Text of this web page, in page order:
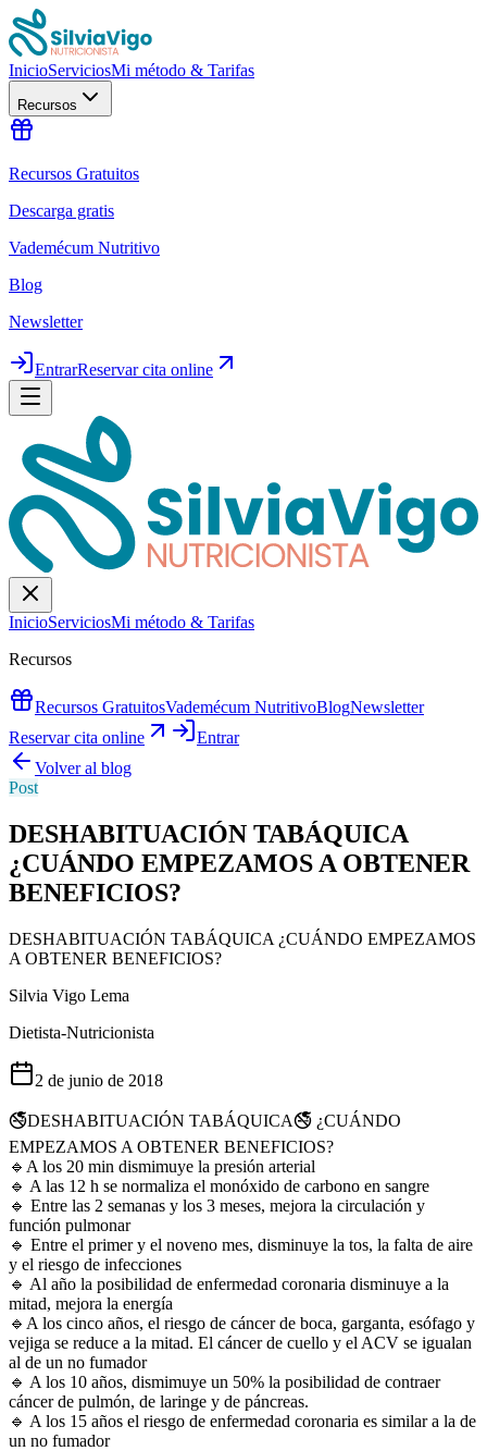
InicioServiciosMi método & Tarifas
Recursos
Recursos Gratuitos
Descarga gratis
Vademécum Nutritivo
Blog
Newsletter
EntrarReservar cita online
InicioServiciosMi método & Tarifas
Recursos
Recursos GratuitosVademécum NutritivoBlogNewsletter
Reservar cita online
Entrar
Volver al blog
Post
DESHABITUACIÓN TABÁQUICA
¿CUÁNDO EMPEZAMOS A OBTENER
BENEFICIOS?
DESHABITUACIÓN TABÁQUICA ¿CUÁNDO EMPEZAMOS
A OBTENER BENEFICIOS?
Silvia Vigo Lema
Dietista-Nutricionista
2 de junio de 2018
🚭DESHABITUACIÓN TABÁQUICA🚭 ¿CUÁNDO
EMPEZAMOS A OBTENER BENEFICIOS?
🔹️A los 20 min dismimuye la presión arterial
🔹️ A las 12 h se normaliza el monóxido de carbono en sangre
🔹️ Entre las 2 semanas y los 3 meses, mejora la circulación y
función pulmonar
🔹️ Entre el primer y el noveno mes, disminuye la tos, la falta de aire
y el riesgo de infecciones
🔹️ Al año la posibilidad de enfermedad coronaria disminuye a la
mitad, mejora la energía
🔹️A los cinco años, el riesgo de cáncer de boca, garganta, esófago y
vejiga se reduce a la mitad. El cáncer de cuello y el ACV se igualan
al de un no fumador
🔹️ A los 10 años, dismimuye un 50% la posibilidad de contraer
cáncer de pulmón, de laringe y de páncreas.
🔹️ A los 15 años el riesgo de enfermedad coronaria es similar a la de
un no fumador